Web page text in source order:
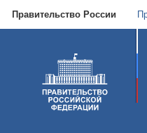
Правительство России